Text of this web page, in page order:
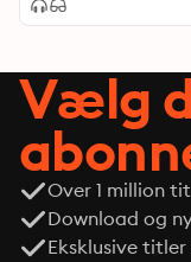
Vælg
Over 1 million
Download og
Eksklusive